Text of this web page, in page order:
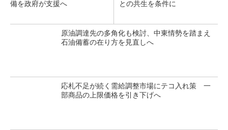
備を政府が支援へ
との共生を条件に
原油調達先の多角化も検討、中東情勢を踏まえ
石油備蓄の在り方を見直しへ
応札不足が続く需給調整市場にテコ入れ策 一
部商品の上限価格を引き下げへ